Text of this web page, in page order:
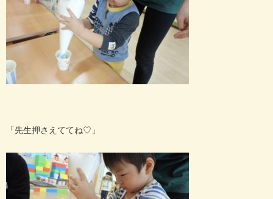
「先生押さえててね♡」